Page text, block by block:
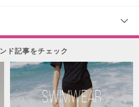
ド記事をチェック
SWIMWEAR